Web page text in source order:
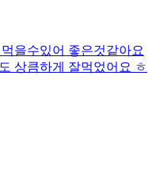
을수있어 좋은것같아요
상큼하게 잘먹었어요 ㅎ